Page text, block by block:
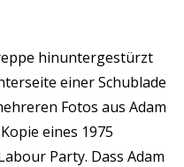
hinuntergestürzt
einer Schublade
Fotos aus Adam
eines 1975
Party. Dass Adam